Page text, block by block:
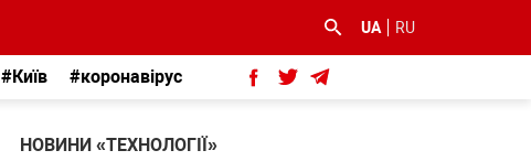
UA RU
#Київ #коронавірус
НОВИНИ «ТЕХНОЛОГІЇ»